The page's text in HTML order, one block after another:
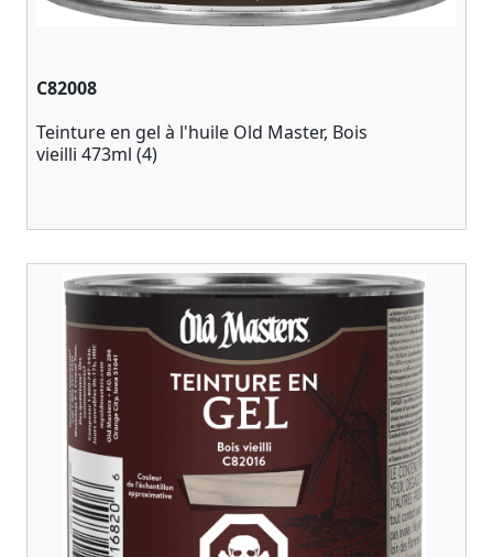
C82008
Teinture en gel à l'huile Old Master, Bois
vieilli 473ml (4)